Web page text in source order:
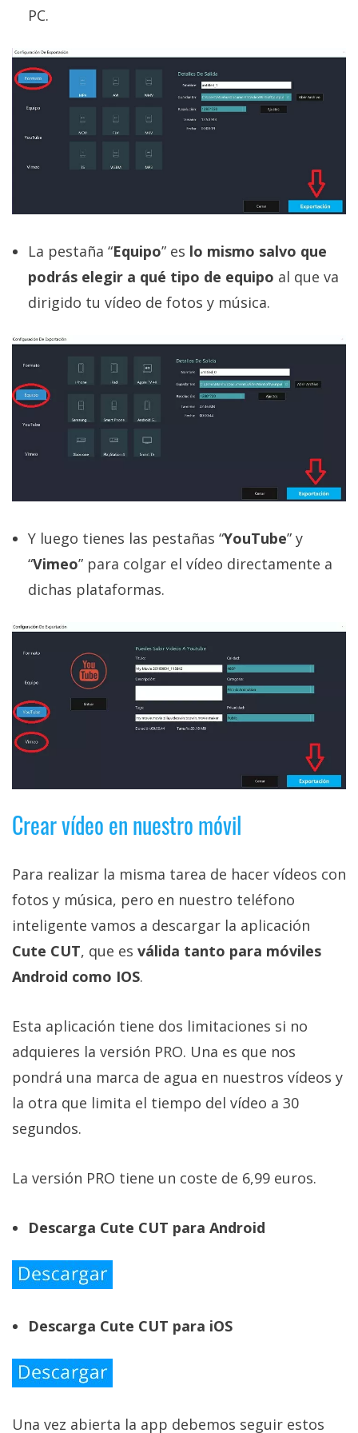
PC.
La pestaña “Equipo” es lo mismo salvo que
podrás elegir a qué tipo de equipo al que va
dirigido tu vídeo de fotos y música.
Y luego tienes las pestañas “YouTube” y
“Vimeo” para colgar el vídeo directamente a
dichas plataformas.
Crear vídeo en nuestro móvil
Para realizar la misma tarea de hacer vídeos con
fotos y música, pero en nuestro teléfono
inteligente vamos a descargar la aplicación
Cute CUT, que es válida tanto para móviles
Android como IOS.
Esta aplicación tiene dos limitaciones si no
adquieres la versión PRO. Una es que nos
pondrá una marca de agua en nuestros vídeos y
la otra que limita el tiempo del vídeo a 30
segundos.
La versión PRO tiene un coste de 6,99 euros.
Descarga Cute CUT para Android
Descarga Cute CUT para iOS
Una vez abierta la app debemos seguir estos